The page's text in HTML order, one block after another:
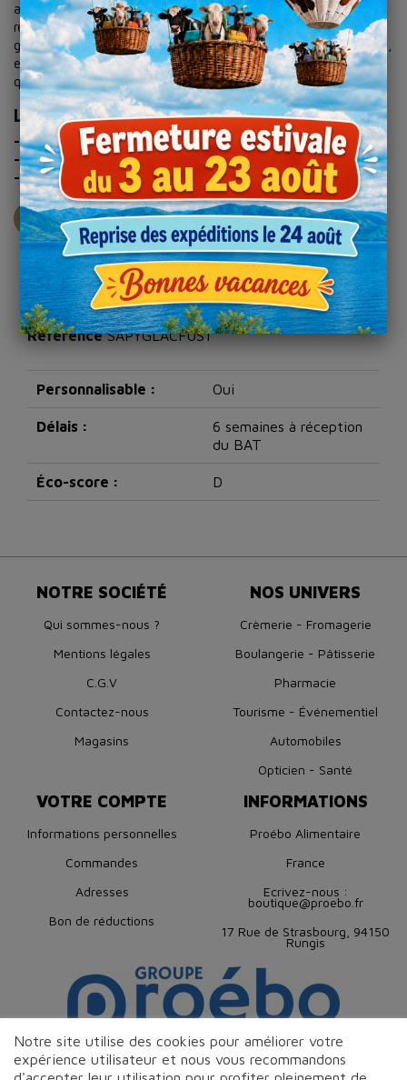
au frais vos viandes, charcuterie et autres produits. Pratique et
résistante, elle accompagne vos clients dans leurs courses en
garantissant la chaîne de froid. Personnalisable avec votre logo,
elle valorise votre image de marque tout en étant utile au
quotidien.
Les atouts de la glacière isotherme :
- Isolation :thermique efficace pour les produits frais.
- Réutilisable :résistante et écoresponsable.
- Sur-mesure :
personnalisable pour renforcer votre image.
DEMANDE DE DEVIS
Détails du produit
Référence SAPYGLACFUS1
Personnalisable : Oui
Délais :
6 semaines à réception
du BAT
Éco-score : D
NOTRE SOCIÉTÉ
Qui sommes-nous ?
Mentions légales
C.G.V
Contactez-nous
Magasins
NOS UNIVERS
Crèmerie - Fromagerie
Boulangerie - Pâtisserie
Pharmacie
Tourisme - Événementiel
Automobiles
Opticien - Santé
VOTRE COMPTE
Informations personnelles
Commandes
Adresses
Bon de réductions
INFORMATIONS
Proébo Alimentaire
France
Ecrivez-nous :
boutique@proebo.fr
17 Rue de Strasbourg, 94150
Rungis
Notre site utilise des cookies pour améliorer votre
expérience utilisateur et nous vous recommandons